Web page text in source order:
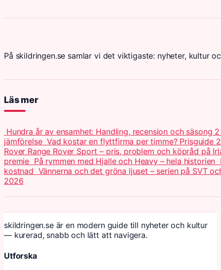
På skildringen.se samlar vi det viktigaste: nyheter, kultur
Läs mer
Hundra år av ensamhet: Handling, recension och säsong
jämförelse Vad kostar en flyttfirma per timme? Prisguide
Rover Range Rover Sport – pris, problem och köpråd på
premie På rymmen med Hjalle och Heavy – hela historien
kostnad Vännerna och det gröna ljuset – serien på SVT
2026
skildringen.se är en modern guide till nyheter och kultur
— kurerad, snabb och lätt att navigera.
Utforska